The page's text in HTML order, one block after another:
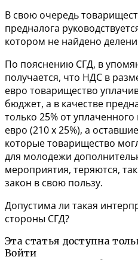
В свою очередь
предналога
котором не найдено
По пояснению СГД, в
получается, что НДС в
евро товарищество
бюджет, а в качестве
только 25% от
евро (210 x 25%), а
которые товарищество
для молодежи
мероприятия, теряются,
закон в свою пользу.
Допустима ли такая
стороны СГД?
Эта статья доступна
Войти